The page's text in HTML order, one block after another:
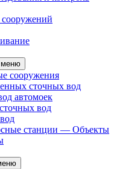
меню
сооружения
сточных вод
автомоек
вод
станции — Объекты